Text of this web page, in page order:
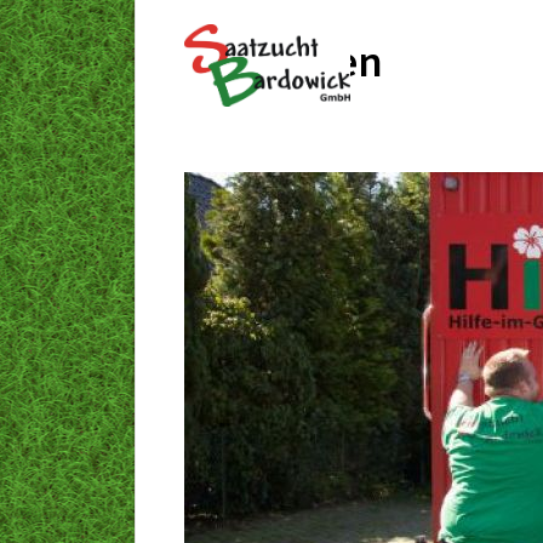
Bauwagen